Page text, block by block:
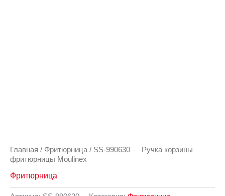
Главная / Фритюрница / SS-990630 — Ручка корзины
фритюрницы Moulinex
Фритюрница